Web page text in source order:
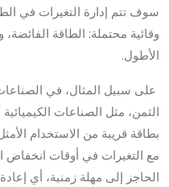
سوف تتم إدارة التغيرات في
وقائية محتملة: الطاقة
الأطول.
على سبيل المثال، في
الثمن، مثل الصناعات
بطاقة قريبة من الاستخدام
مع التغيرات في أوقات انخفاض
الحاجز إلى مهلة زمنية، أي